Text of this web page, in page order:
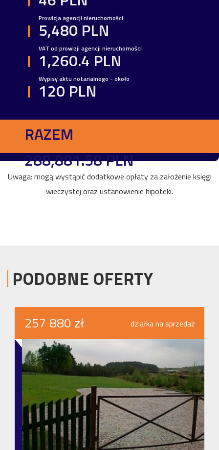
Prowizja agencji nieruchomości
5,480 PLN
VAT od prowizji agencji nieruchomości
1,260.4 PLN
Wypisy aktu notarialnego - około
120 PLN
RAZEM
288,881.58 PLN
Uwaga: mogą wystąpić dodatkowe opłaty za założenie księgi
wieczystej oraz ustanowienie hipoteki.
PODOBNE OFERTY
257 880 zł działka na sprzedaż